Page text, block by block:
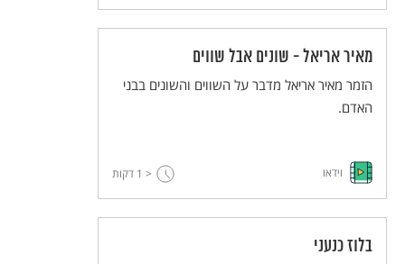
מאיר אריאל - שונים אבל שווים
הזמר מאיר אריאל מדבר על השווים והשונים בבני
האדם.
וידאו < 1 דקות
בלוז כנעני